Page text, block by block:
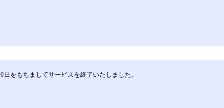
をもちましてサービスを終了いたしました。